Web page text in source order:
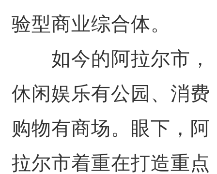
验型商业综合体。
如今的阿拉尔市，
休闲娱乐有公园、消费
购物有商场。眼下，阿
拉尔市着重在打造重点